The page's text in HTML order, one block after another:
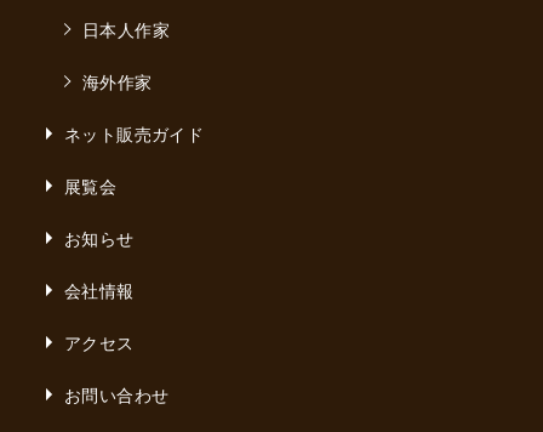
日本人作家
海外作家
ネット販売ガイド
展覧会
お知らせ
会社情報
アクセス
お問い合わせ